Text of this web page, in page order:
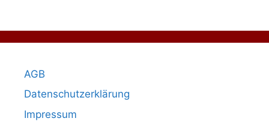
AGB
Datenschutzerklärung
Impressum